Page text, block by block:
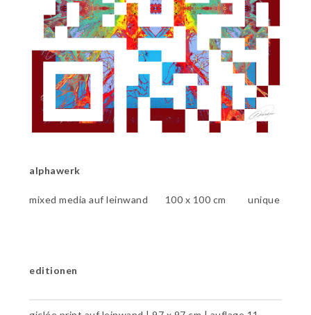
alphawerk
mixed media auf leinwand 100 x 100 cm unique
editionen